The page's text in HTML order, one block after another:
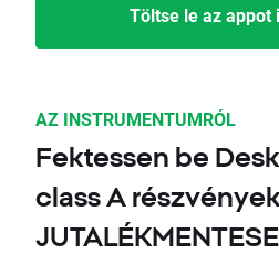
Töltse le az appot
AZ INSTRUMENTUMRÓL
Fektessen be
class A